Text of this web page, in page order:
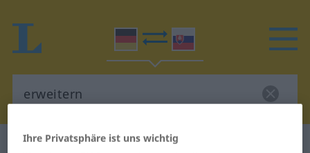
Deutsch-Slowakisch Wörterbuch
Ihre Privatsphäre ist uns wichtig